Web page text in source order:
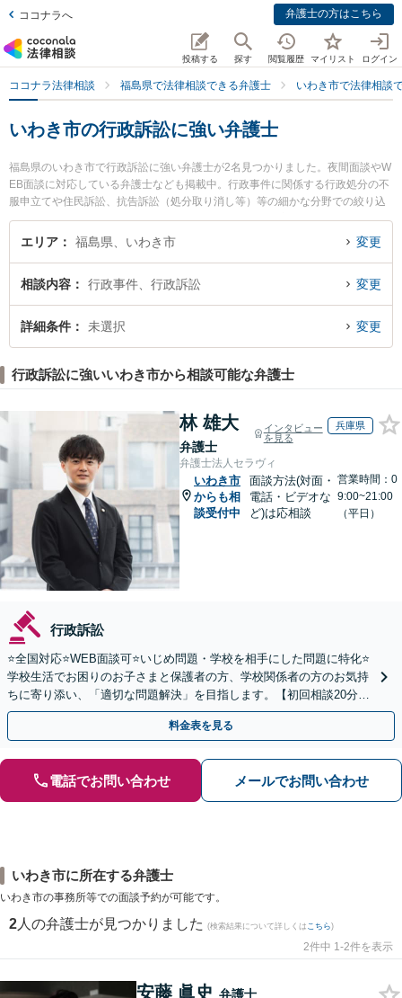
ココナラへ 弁護士の方はこちら
投稿する 探す 閲覧履歴 マイリスト ログイン
ココナラ法律相談 福島県で法律相談できる弁護士 いわき市で法律相談
いわき市の行政訴訟に強い弁護士
福島県のいわき市で行政訴訟に強い弁護士が2名見つかりました。夜間面談やW
EB面談に対応している弁護士なども掲載中。行政事件に関係する行政処分の不
服申立てや住民訴訟、抗告訴訟（処分取り消し等）等の細かな分野での絞り込
み検索もでき便利です。特に弁護士法人湊法律事務所の安藤 眞史弁護士やくど
うつつじの花法律事務所の工藤 誠一弁護士のプロフィール情報や弁護士費用、
強みなどが注目されています。『いわき市で土日や夜間に発生した行政訴訟の
富な近くの弁護士を検索したい』『初回相談無料で行政訴訟を法律相談できる
いわき市内の弁護士に相談予約したい』などでお困りの相談者さんにおすすめ
です。
エリア 福島県、いわき市 変更
相談内容 行政事件、行政訴訟 変更
詳細条件 未選択 変更
行政訴訟に強いいわき市から相談可能な弁護士
林 雄大
弁護士
インタビュー
を見る
兵庫県
弁護士法人セラヴィ
いわき市
からも相
談受付中
面談方法(対面・
電話・ビデオな
ど)は応相談
営業時間：0
9:00~21:00
（平日）
行政訴訟
⭐️全国対応⭐️WEB面談可⭐️いじめ問題・学校を相手にした問題に特化⭐️
学校生活でお困りのお子さまと保護者の方、学校関係者の方のお気持
ちに寄り添い、「適切な問題解決」を目指します。【初回相談20分無
料】
料金表を見る
電話でお問い合わせ メールでお問い合わせ
いわき市に所在する弁護士
いわき市の事務所等での面談予約が可能です。
2 人の弁護士が見つかりました (検索結果について詳しくは こちら)
2件中 1-2件を表示
安藤 眞史 弁護士